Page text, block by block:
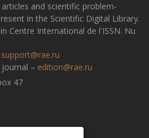
and scientific problem-
in the Scientific Digital Library.
Centre International de l'ISSN. Nu
support@rae.ru
– edition@rae.ru
47